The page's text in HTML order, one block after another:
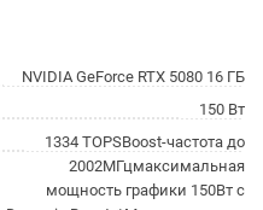
NVIDIA GeForce RTX 5080 16 ГБ
150 Вт
1334 TOPSBoost-частота до
2002МГцмаксимальная
мощность графики 150Вт с